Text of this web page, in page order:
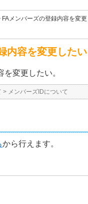
FAメンバーズの登録内容を変
内容を変更した
変更したい。
> メンバーズIDについて
から行えます。